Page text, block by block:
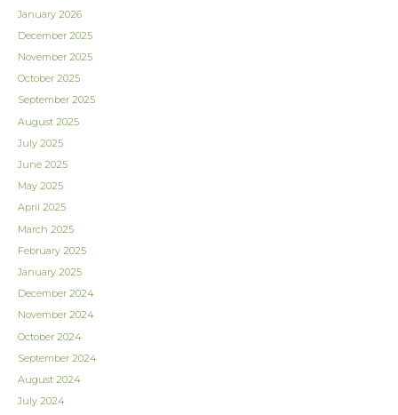
January 2026
December 2025
November 2025
October 2025
September 2025
August 2025
July 2025
June 2025
May 2025
April 2025
March 2025
February 2025
January 2025
December 2024
November 2024
October 2024
September 2024
August 2024
July 2024